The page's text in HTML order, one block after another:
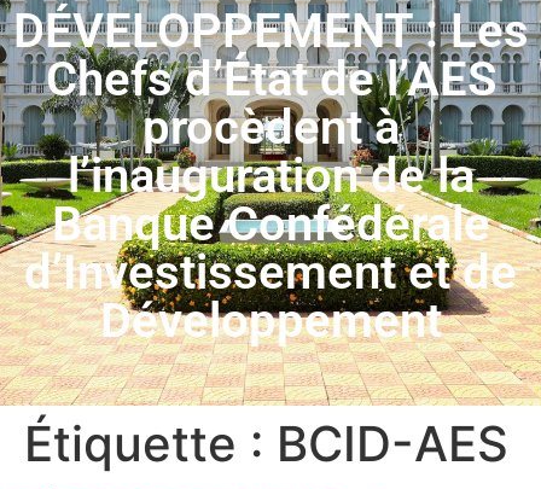
DÉVELOPPEMENT : Les
Chefs d’État de l’AES
procèdent à
l’inauguration de la
Banque Confédérale
d’Investissement et de
Développement
Étiquette : BCID-AES